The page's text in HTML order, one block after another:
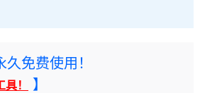
免费使用！
！ 】